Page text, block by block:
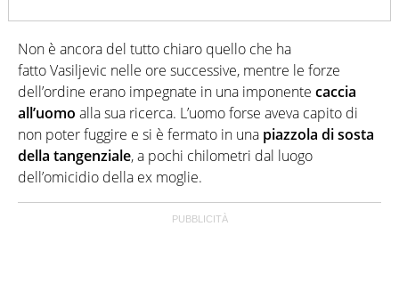
Non è ancora del tutto chiaro quello che ha
fatto Vasiljevic nelle ore successive, mentre le forze
dell’ordine erano impegnate in una imponente caccia
all’uomo alla sua ricerca. L’uomo forse aveva capito di
non poter fuggire e si è fermato in una piazzola di sosta
della tangenziale, a pochi chilometri dal luogo
dell’omicidio della ex moglie.